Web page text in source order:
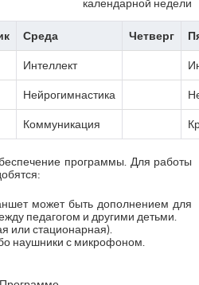
календарной недели
Среда Четверг
Интеллект
Нейрогимнастика
Коммуникация
программы. Для работы
может быть дополнением для
педагогом и другими детьми.
или стационарная).
наушники с микрофоном.